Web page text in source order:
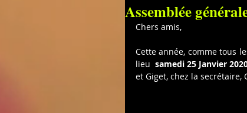
Assemblée
Chers amis,
Cette année, comme tous
lieu samedi 25 Janvier
et Giget, chez la secrétaire,